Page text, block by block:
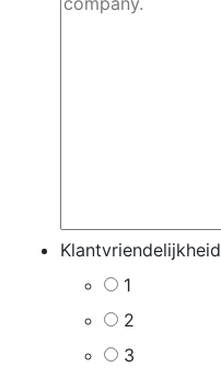
Klantvriendelijkheid
1
2
3